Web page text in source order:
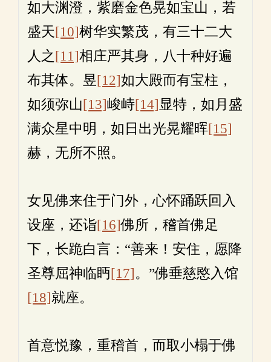
如大渊澄，紫磨金色晃如宝山，若
盛天[10]树华实繁茂，有三十二大
人之[11]相庄严其身，八十种好遍
布其体。昱[12]如大殿而有宝柱，
如须弥山[13]峻峙[14]显特，如月盛
满众星中明，如日出光晃耀晖[15]
赫，无所不照。
女见佛来住于门外，心怀踊跃回入
设座，还诣[16]佛所，稽首佛足
下，长跪白言：“善来！安住，愿降
圣尊屈神临眄[17]。”佛垂慈愍入馆
[18]就座。
首意悦豫，重稽首，而取小榻于佛